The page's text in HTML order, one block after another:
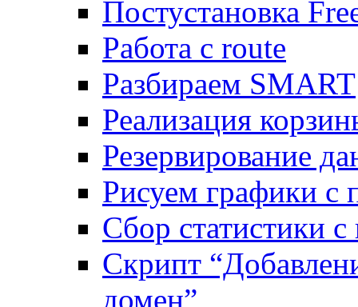
Постустановка
Работа с route
Разбираем SMART
Реализация
Резервирование
Рисуем графики
Сбор статистики
Скрипт
домен”